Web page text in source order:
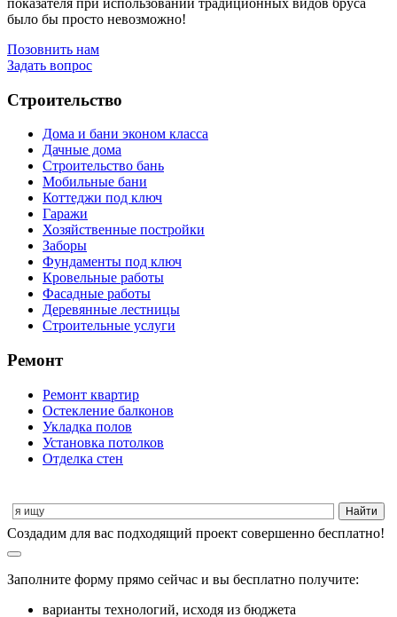
было бы просто невозможно!
Позовнить нам
Задать вопрос
Строительство
Дома и бани эконом класса
Дачные дома
Строительство бань
Мобильные бани
Коттеджи под ключ
Гаражи
Хозяйственные постройки
Заборы
Фундаменты под ключ
Кровельные работы
Фасадные работы
Деревянные лестницы
Строительные услуги
Ремонт
Ремонт квартир
Остекление балконов
Укладка полов
Установка потолков
Отделка стен
Cоздадим для вас подходящий проект совершенно бесплатно!
Заполните форму прямо сейчас и вы бесплатно получите:
варианты технологий, исходя из бюджета